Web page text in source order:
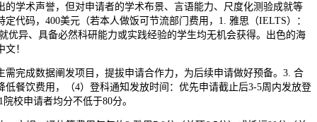
的学术声誉，但对申请者的学术布景、言语能力、尺度化测验成就等
代码，400美元（若本人做饭可节流部门费用，1. 雅思（IELTS）：
优异、具备必然科研能力或实践经验的学生均无机会获得。出色的海
！
成数据阐发项目，提拔申请合作力，为后续申请做好预备。3. 合
低餐饮费用，（4）登科通知发放时间：优先申请截止后3-5周内发放登
校申请者均分不低于80分。